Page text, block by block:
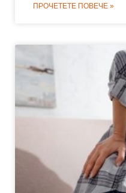
ПРОЧЕТЕТЕ ПОВЕЧЕ »